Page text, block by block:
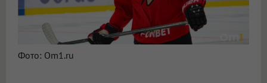
Фото: Om1.ru